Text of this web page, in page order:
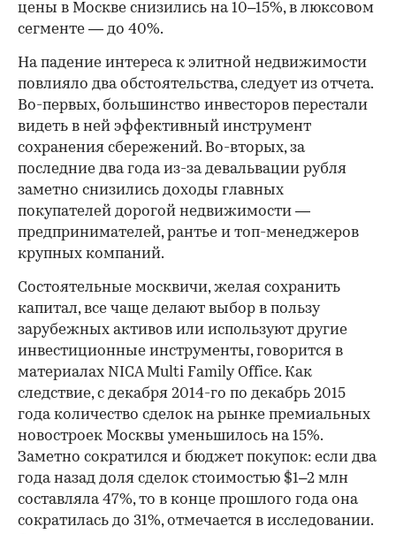
цены в Москве снизились на 10–15%, в люксовом
сегменте — до 40%.
На падение интереса к элитной недвижимости
повлияло два обстоятельства, следует из отчета.
Во-первых, большинство инвесторов перестали
видеть в ней эффективный инструмент
сохранения сбережений. Во-вторых, за
последние два года из-за девальвации рубля
заметно снизились доходы главных
покупателей дорогой недвижимости —
предпринимателей, рантье и топ-менеджеров
крупных компаний.
Состоятельные москвичи, желая сохранить
капитал, все чаще делают выбор в пользу
зарубежных активов или используют другие
инвестиционные инструменты, говорится в
материалах NICA Multi Family Office. Как
следствие, с декабря 2014-го по декабрь 2015
года количество сделок на рынке премиальных
новостроек Москвы уменьшилось на 15%.
Заметно сократился и бюджет покупок: если два
года назад доля сделок стоимостью $1–2 млн
составляла 47%, то в конце прошлого года она
сократилась до 31%, отмечается в исследовании.